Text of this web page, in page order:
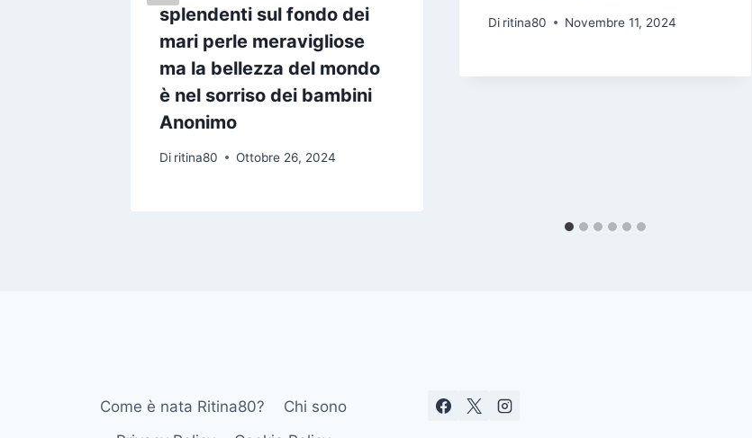
splendenti sul fondo dei
mari perle meravigliose
ma la bellezza del mondo
è nel sorriso dei bambini
Anonimo
Di ritina80 Ottobre 26, 2024
Di ritina80 Novembre 11, 2024
Come è nata Ritina80?
Chi sono